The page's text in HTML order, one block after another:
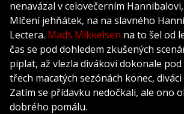
nenavázal v celovečerním
Mlčení jehňátek, na na slavného
Lectera. Mads Mikkelsen na to šel od
čas se pod dohledem zkušených
piplat, až vlezla divákovi dokonale pod
třech macatých sezónách konec,
Zatím se přídavku nedočkali, ale ono
dobrého pomálu.